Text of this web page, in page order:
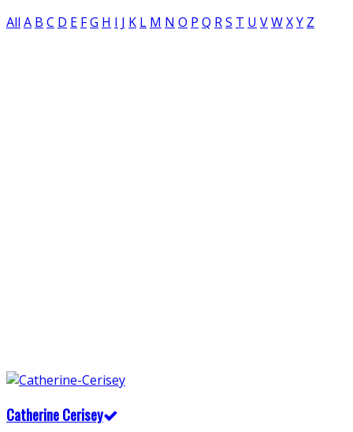
All A B C D E FG H I J K L M N O P Q RS T U VWXY Z
Catherine Cerisey